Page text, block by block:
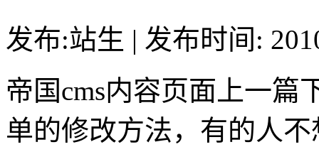
发布:站生 | 发布时间:
帝国cms内容页面上一篇
单的修改方法，有的人